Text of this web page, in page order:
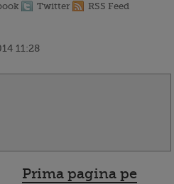
Twitter RSS Feed
11:28
Prima pagina pe